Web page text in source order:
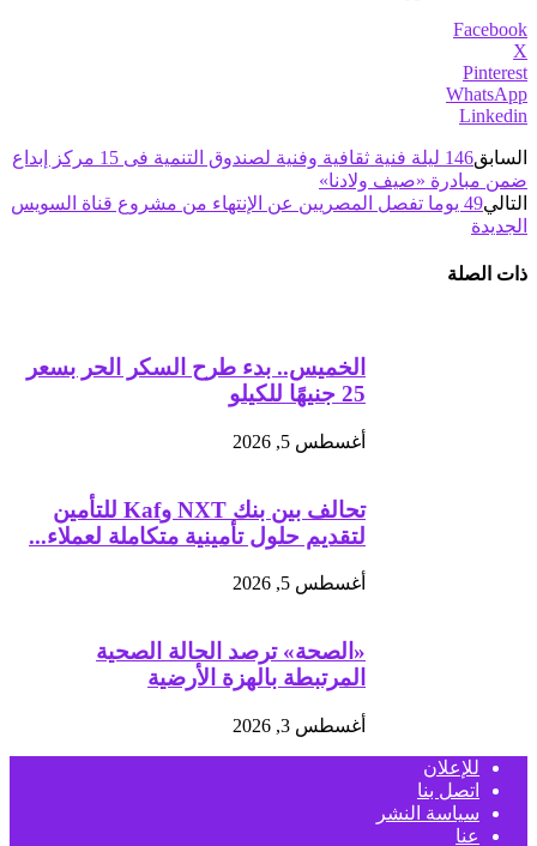
Facebook
X
Pinterest
WhatsApp
Linkedin
السابق
146 ليلة فنية ثقافية وفنية لصندوق التنمية فى 15 مركز إبداع
ضمن مبادرة «صيف ولادنا»
التالي
49 يوما تفصل المصريين عن الإنتهاء من مشروع قناة السويس
الجديدة
ذات الصلة
الخميس.. بدء طرح السكر الحر بسعر
25 جنيهًا للكيلو
أغسطس 5, 2026
تحالف بين بنك NXT وKaf للتأمين
لتقديم حلول تأمينية متكاملة لعملاء...
أغسطس 5, 2026
«الصحة» ترصد الحالة الصحية
المرتبطة بالهزة الأرضية
أغسطس 3, 2026
للإعلان
اتصل بنا
سياسة النشر
عنا